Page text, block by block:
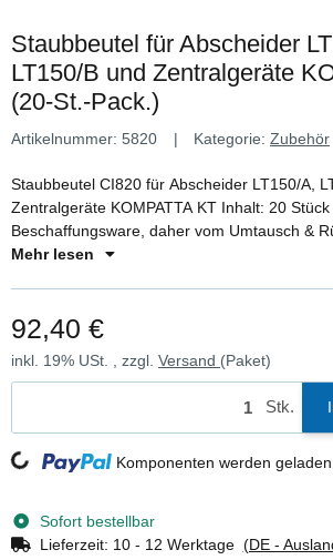
Staubbeutel für Abscheider
LT150/B und Zentralgeräte
(20-St.-Pack.)
Artikelnummer: 5820 Kategorie: Zubehör
Staubbeutel CI820 für Abscheider LT150/A, LT150/B und
Zentralgeräte KOMPATTA KT Inhalt: 20 Stück ACHTUNG: Artikel ist
Beschaffungsware, daher vom Umtausch &
ausgeschlossen!
Mehr lesen
92,40 €
inkl. 19% USt. , zzgl. Versand (Paket)
Stk.
Loading... Komponenten werden geladen
Sofort bestellbar
Lieferzeit: 10 - 12 Werktage (DE -